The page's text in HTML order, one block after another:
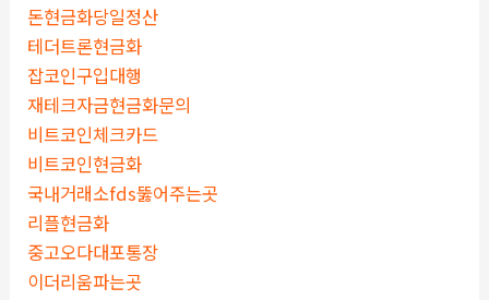
돈현금화당일정산
테더트론현금화
잡코인구입대행
재테크자금현금화문의
비트코인체크카드
비트코인현금화
국내거래소fds뚫어주는곳
리플현금화
중고오다대포통장
이더리움파는곳